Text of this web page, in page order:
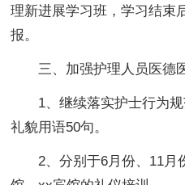
理新进展学习班，学习结束
报。
三、加强护理人员医德
1、继续落实护士行为
礼貌用语50句。
2、分别于6月份、11